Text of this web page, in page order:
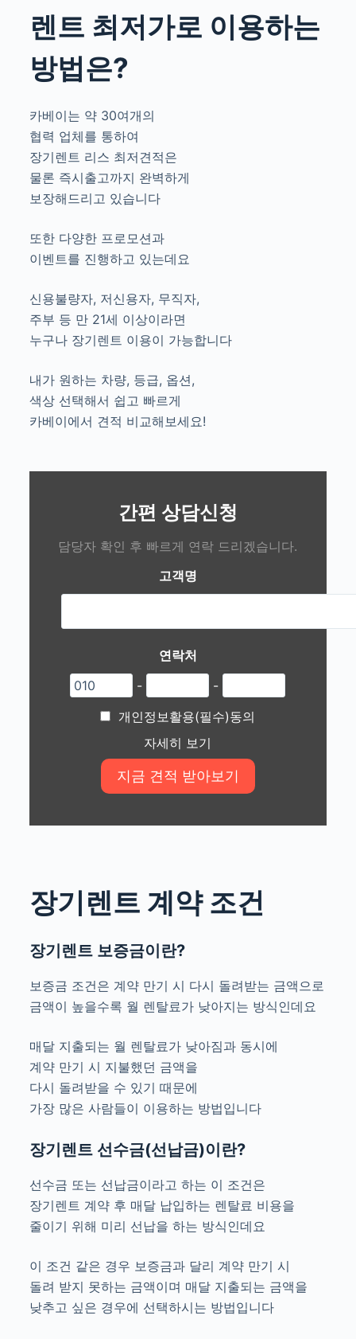
렌트 최저가로 이용하는
방법은?
카베이는 약 30여개의
협력 업체를 통하여
장기렌트 리스 최저견적은
물론 즉시출고까지 완벽하게
보장해드리고 있습니다
또한 다양한 프로모션과
이벤트를 진행하고 있는데요
신용불량자, 저신용자, 무직자,
주부 등 만 21세 이상이라면
누구나 장기렌트 이용이 가능합니다
내가 원하는 차량, 등급, 옵션,
색상 선택해서 쉽고 빠르게
카베이에서 견적 비교해보세요!
간편 상담신청
담당자 확인 후 빠르게 연락 드리겠습니다.
고객명
연락처
-
-
개인정보활용(필수)동의
자세히 보기
장기렌트 계약 조건
장기렌트 보증금이란?
보증금 조건은 계약 만기 시 다시 돌려받는 금액으로
금액이 높을수록 월 렌탈료가 낮아지는 방식인데요
매달 지출되는 월 렌탈료가 낮아짐과 동시에
계약 만기 시 지불했던 금액을
다시 돌려받을 수 있기 때문에
가장 많은 사람들이 이용하는 방법입니다
장기렌트 선수금(선납금)이란?
선수금 또는 선납금이라고 하는 이 조건은
장기렌트 계약 후 매달 납입하는 렌탈료 비용을
줄이기 위해 미리 선납을 하는 방식인데요
이 조건 같은 경우 보증금과 달리 계약 만기 시
돌려 받지 못하는 금액이며 매달 지출되는 금액을
낮추고 싶은 경우에 선택하시는 방법입니다